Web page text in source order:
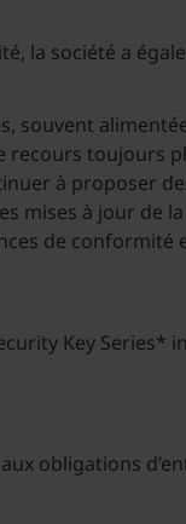
la société a
souvent
recours toujours
à proposer
mises à jour de
de conformité
Key Series*
obligations